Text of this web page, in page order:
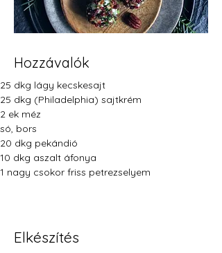
Hozzávalók
25 dkg lágy kecskesajt
25 dkg (Philadelphia) sajtkrém
2 ek méz
só, bors
20 dkg pekándió
10 dkg aszalt áfonya
1 nagy csokor friss petrezselyem
Elkészítés